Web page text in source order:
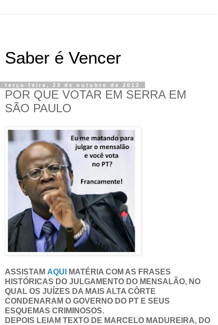
Saber é Vencer
terça-feira, 23 de outubro de 2012
POR QUE VOTAR EM SERRA EM
SÃO PAULO
ASSISTAM AQUI
MATÉRIA COM AS FRASES
HISTÓRICAS DO JULGAMENTO DO MENSALÃO, NO
QUAL OS JUÍZES DA MAIS ALTA CÔRTE
CONDENARAM O GOVERNO DO PT E SEUS
ESQUEMAS CRIMINOSOS.
DEPOIS LEIAM TEXTO DE MARCELO MADUREIRA, DO